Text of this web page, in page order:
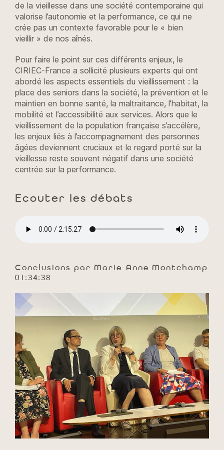
de la vieillesse dans une société contemporaine qui
valorise l’autonomie et la performance, ce qui ne
crée pas un contexte favorable pour le « bien
vieillir » de nos aînés.
Pour faire le point sur ces différents enjeux, le
CIRIEC-France a sollicité plusieurs experts qui ont
abordé les aspects essentiels du vieillissement : la
place des seniors dans la société, la prévention et le
maintien en bonne santé, la maltraitance, l’habitat, la
mobilité et l’accessibilité aux services. Alors que le
vieillissement de la population française s’accélère,
les enjeux liés à l’accompagnement des personnes
âgées deviennent cruciaux et le regard porté sur la
vieillesse reste souvent négatif dans une société
centrée sur la performance.
Ecouter les débats
Conclusions par Marie-Anne Montchamp
01:34:38